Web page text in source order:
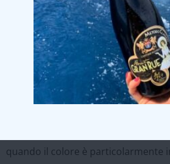
sembrare banale, ma in realtà
intreccio dilinguaggio, cultura e
amante del vino o anche solo un
ti sarà sicuramente capitato di
espressioni. Alcuni parlano divino
suggerisce la terminologia più
quando il colore è particolarmente